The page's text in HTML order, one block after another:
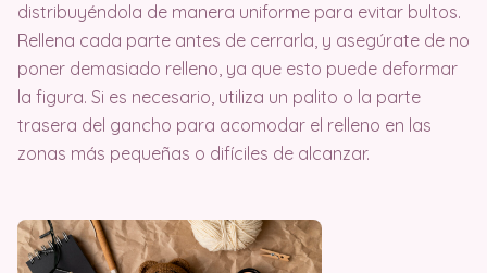
distribuyéndola de manera uniforme para evitar bultos.
Rellena cada parte antes de cerrarla, y asegúrate de no
poner demasiado relleno, ya que esto puede deformar
la figura. Si es necesario, utiliza un palito o la parte
trasera del gancho para acomodar el relleno en las
zonas más pequeñas o difíciles de alcanzar.